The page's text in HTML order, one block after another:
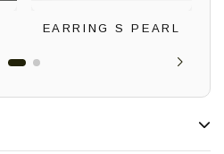
EARRING S PEARL